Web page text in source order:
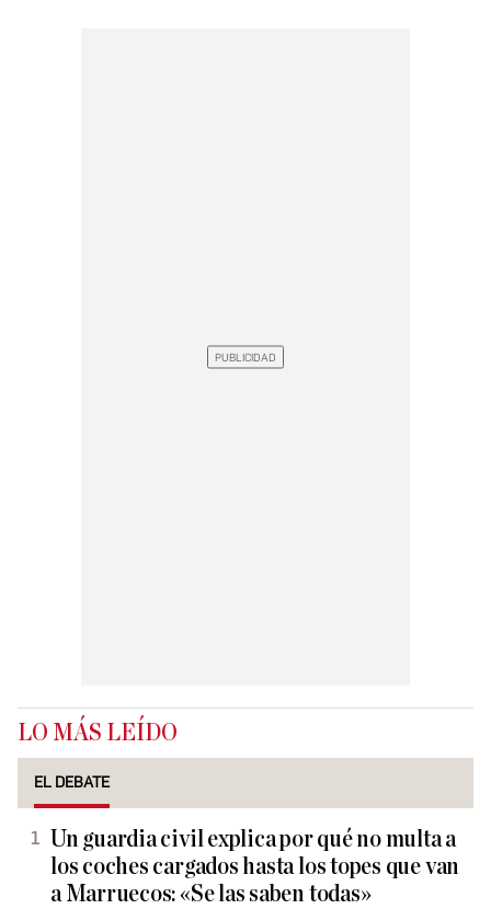
LO MÁS LEÍDO
EL DEBATE
Un guardia civil explica por qué no multa a
los coches cargados hasta los topes que van
a Marruecos: «Se las saben todas»